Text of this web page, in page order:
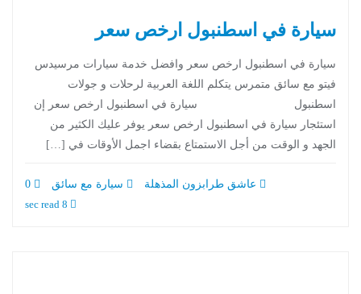
سيارة في اسطنبول ارخص سعر
سيارة في اسطنبول ارخص سعر وافضل خدمة سيارات مرسيدس
فيتو مع سائق متمرس يتكلم اللغة العربية لرحلات و جولات
اسطنبول سيارة في اسطنبول ارخص سعر إن
استئجار سيارة في اسطنبول ارخص سعر يوفر عليك الكثير من
الجهد و الوقت من أجل الاستمتاع بقضاء اجمل الأوقات في […]
عاشق طرابزون المذهلة سيارة مع سائق